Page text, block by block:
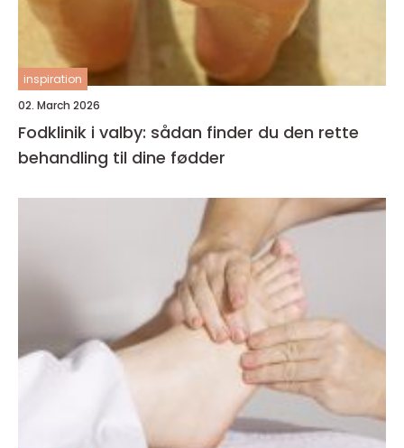
inspiration
02. March 2026
Fodklinik i valby: sådan finder du den rette
behandling til dine fødder